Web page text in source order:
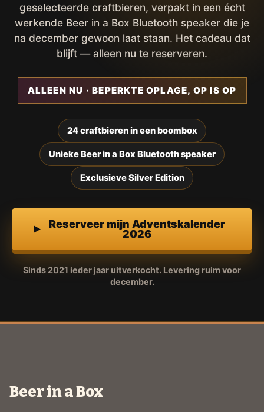
geselecteerde craftbieren, verpakt in een écht
werkende Beer in a Box Bluetooth speaker die je
na december gewoon laat staan. Het cadeau dat
blijft — alleen nu te reserveren.
ALLEEN NU · BEPERKTE OPLAGE, OP IS OP
24 craftbieren in een boombox
Unieke Beer in a Box Bluetooth speaker
Exclusieve Silver Edition
Reserveer mijn Adventskalender
2026
Sinds 2021 ieder jaar uitverkocht. Levering ruim voor
december.
Beer in a Box